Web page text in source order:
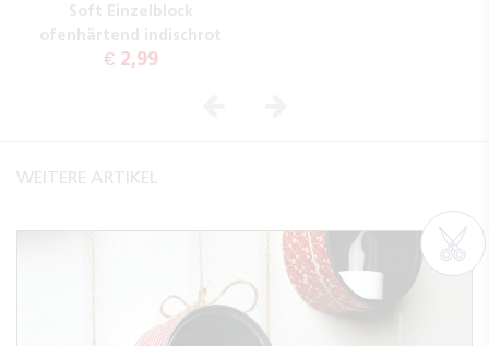
Soft Einzelblock
ofenhärtend indischrot
€ 2,99
WEITERE ARTIKEL